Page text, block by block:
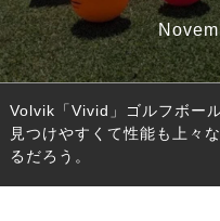
Volvik「Vivid」ゴルフボー
見つけやすくて性能も上々
るだろう。
REVIEWS 製品レビュー
DRIVERS ドライバー
FAIRWAY WOODS フェ
HYBRIDS